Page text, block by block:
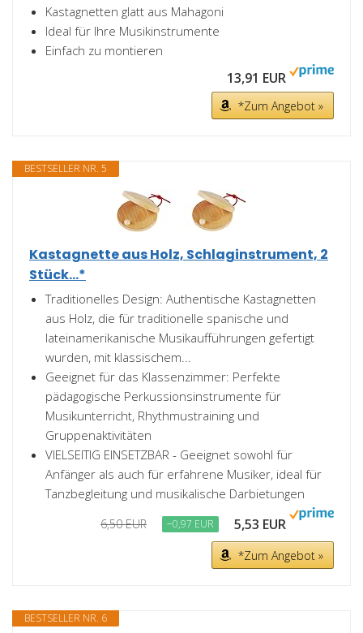
Kastagnetten glatt aus Mahagoni
Ideal für Ihre Musikinstrumente
Einfach zu montieren
13,91 EUR
*Zum Angebot »
BESTSELLER NR. 5
Kastagnette aus Holz, Schlaginstrument, 2
Stück...*
Traditionelles Design: Authentische Kastagnetten
aus Holz, die für traditionelle spanische und
lateinamerikanische Musikaufführungen gefertigt
wurden, mit klassischem...
Geeignet für das Klassenzimmer: Perfekte
pädagogische Perkussionsinstrumente für
Musikunterricht, Rhythmustraining und
Gruppenaktivitäten
VIELSEITIG EINSETZBAR - Geeignet sowohl für
Anfänger als auch für erfahrene Musiker, ideal für
Tanzbegleitung und musikalische Darbietungen
6,50 EUR −0,97 EUR 5,53 EUR
*Zum Angebot »
BESTSELLER NR. 6